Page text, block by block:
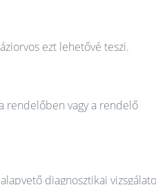
ezt lehetővé teszi.
rendelőben vagy a rendelő
diagnosztikai